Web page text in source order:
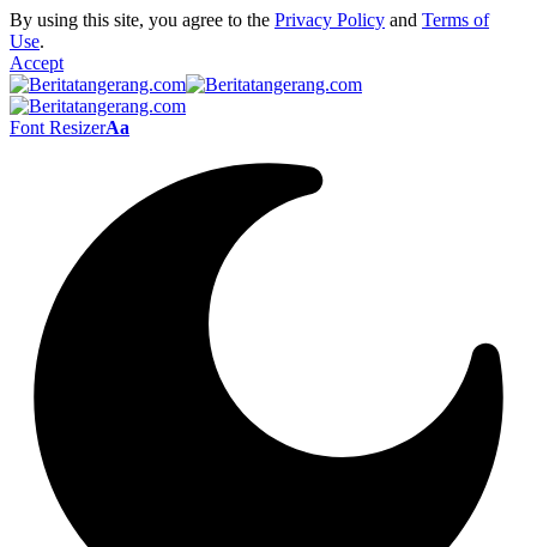
By using this site, you agree to the Privacy Policy and Terms of
Use.
Accept
Font ResizerAa